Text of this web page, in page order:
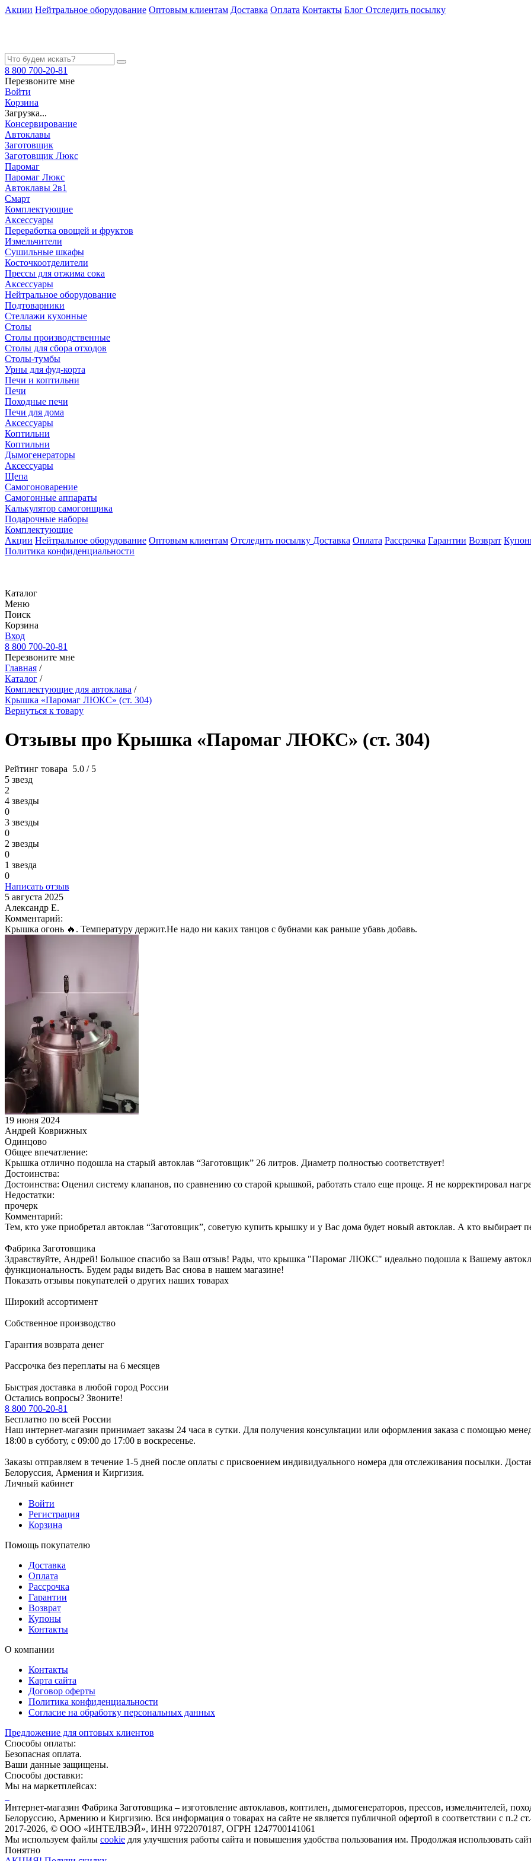
Акции Нейтральное оборудование Оптовым клиентам Доставка Оплата Контакты Блог Отследить посылку
8 800 700-20-81
Перезвоните мне
Войти
Корзина
Загрузка...
Консервирование
Автоклавы
Заготовщик
Заготовщик Люкс
Паромаг
Паромаг Люкс
Автоклавы 2в1
Смарт
Комплектующие
Аксессуары
Переработка овощей и фруктов
Измельчители
Сушильные шкафы
Косточкоотделители
Прессы для отжима сока
Аксессуары
Нейтральное оборудование
Подтоварники
Стеллажи кухонные
Столы
Столы производственные
Столы для сбора отходов
Столы-тумбы
Урны для фуд-корта
Печи и коптильни
Печи
Походные печи
Печи для дома
Аксессуары
Коптильни
Коптильни
Дымогенераторы
Аксессуары
Щепа
Самогоноварение
Самогонные аппараты
Калькулятор самогонщика
Подарочные наборы
Комплектующие
Акции Нейтральное оборудование Оптовым клиентам Отследить посылку Доставка Оплата Рассрочка Гарантии Возврат
Политика конфиденциальности
Каталог
Меню
Поиск
Корзина
Вход
8 800 700-20-81
Перезвоните мне
Главная /
Каталог /
Комплектующие для автоклава /
Крышка «Паромаг ЛЮКС» (ст. 304)
Вернуться к товару
Отзывы про Крышка «Паромаг ЛЮКС» (ст. 304)
Рейтинг товара 5.0 / 5
5 звезд
2
4 звезды
0
3 звезды
0
2 звезды
0
1 звезда
0
Написать отзыв
5 августа 2025
Александр Е.
Комментарий:
Крышка огонь 🔥. Температуру держит.Не надо ни каких танцов с бубнами как раньше убавь добавь.
19 июня 2024
Андрей Коврижных
Одинцово
Общее впечатление:
Крышка отлично подошла на старый автоклав “Заготовщик” 26 литров. Диаметр полностью соответствует!
Достоинства:
Достоинства: Оценил систему клапанов, по сравнению со старой крышкой, работать стало еще проще. Я не корректировал
Недостатки:
прочерк
Комментарий:
Тем, кто уже приобретал автоклав “Заготовщик”, советую купить крышку и у Вас дома будет новый автоклав. А кто выбирает
Фабрика Заготовщика
Здравствуйте, Андрей! Большое спасибо за Ваш отзыв! Рады, что крышка "Паромаг ЛЮКС" идеально подошла к Вашему
функциональность. Будем рады видеть Вас снова в нашем магазине!
Показать отзывы покупателей о других наших товарах
Широкий ассортимент
Собственное производство
Гарантия возврата денег
Рассрочка без переплаты на 6 месяцев
Быстрая доставка в любой город России
Остались вопросы? Звоните!
8 800 700-20-81
Бесплатно по всей России
Наш интернет-магазин принимает заказы 24 часа в сутки. Для получения консультации или оформления заказа с помощью
18:00 в субботу, с 09:00 до 17:00 в воскресенье.
Заказы отправляем в течение 1-5 дней после оплаты с присвоением индивидуального номера для отслеживания посылки.
Белоруссия, Армения и Киргизия.
Личный кабинет
Войти
Регистрация
Корзина
Помощь покупателю
Доставка
Оплата
Рассрочка
Гарантии
Возврат
Купоны
Контакты
О компании
Контакты
Карта сайта
Договор оферты
Политика конфиденциальности
Согласие на обработку персональных данных
Предложение для оптовых клиентов
Способы оплаты:
Безопасная оплата.
Ваши данные защищены.
Способы доставки:
Мы на маркетплейсах:
Интернет-магазин Фабрика Заготовщика – изготовление автоклавов, коптилен, дымогенераторов, прессов, измельчителей,
Белоруссию, Армению и Киргизию. Вся информация о товарах на сайте не является публичной офертой в соответствии с п.2
2017-2026, © ООО «ИНТЕЛВЭЙ», ИНН 9722070187, ОГРН 1247700141061
Мы используем файлы cookie для улучшения работы сайта и повышения удобства пользования им. Продолжая использовать
Понятно